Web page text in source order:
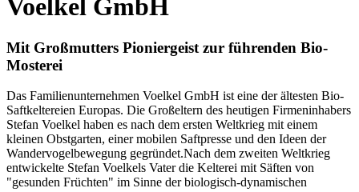
Voelkel GmbH
Mit Großmutters Pioniergeist zur führenden Bio-
Mosterei
Das Familienunternehmen Voelkel GmbH ist eine der ältesten Bio-
Saftkeltereien Europas. Die Großeltern des heutigen Firmeninhabers
Stefan Voelkel haben es nach dem ersten Weltkrieg mit einem
kleinen Obstgarten, einer mobilen Saftpresse und den Ideen der
Wandervogelbewegung gegründet.Nach dem zweiten Weltkrieg
entwickelte Stefan Voelkels Vater die Kelterei mit Säften von
"gesunden Früchten" im Sinne der biologisch-dynamischen